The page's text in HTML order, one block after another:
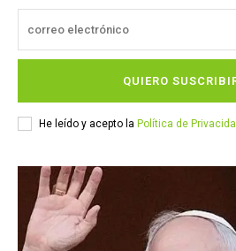
QUIERO
He leído y acepto la Política de